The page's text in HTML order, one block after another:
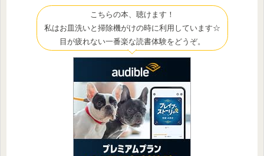
こちらの本、聴けます！
私はお皿洗いと掃除機がけの時に利用しています☆
目が疲れない一番楽な読書体験をどうぞ。